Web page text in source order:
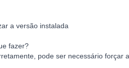
a versão instalada
fazer?
pode ser necessário forçar